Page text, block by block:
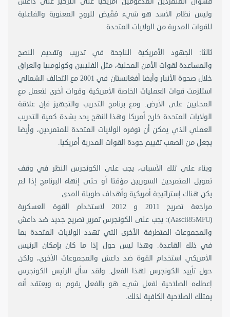
وليس نظام الأسد هو شيء مُقَيض للروح المعنوية والفاعلية
للقوات المدربة من الولايات المتحدة.
ثالثا: الجهود الأمريكية الناجحة في تدريب وتقديم النصح
والمساعدة لقوات الأمن المحلية، مثل الفليبين وكولومبيا والعراق
خلال صحوة الأنبار وأيضا أفغانستان في 2001 مع التحالف الشمالي
استلزمت قوات العمليات الخاصة الأمريكية وقوات أخرى لتعمل مع
المحليين على الأرض. ومع برنامج التدريب والتجهيز فإن علاقة
الولايات المتحدة خارج أمريكا وهذا النهج يحد بشدة كمية التدريب
العملي الذي يمكن أن توفره الولايات المتحدة للمتمردين، وأيضا
يجعل من الصعب تقييم جودة القوات المدربة أمريكيا.
وبناء على تلك الأسباب، يجب على الكونجرس النظر في وقف
تمويل المتمردين السوريين مؤقتا أو حتى إنهاء البرنامج إذا لم
يكن هناك إستراتيجة أمريكية وأهداف طويلة المدى.
مراجعة تصريح 2011 و 2012 لاستخدام القوة العسكرية
(ِAascii85MF): يجب على الكونجرس تمرير تصريح جديد ضد داعش
والمجموعات المتطرفة الأخرى التي تهدد الولايات المتحدة بما
في ذلك القاعدة. وهذا ليس حول إذا ما كان بإمكان الرئيس
الأمريكي استخدام القوة ضد داعش والمجموعات الأخرى، ولكن
حول تأييد الكونجرس لهذا الفعل. ولقد سأل الرئيس الكونجرس
إعطاءه الصلاحية لفعل شيء هو بالفعل يقوم به ويعتقد أنه
يمتلك الصلاحية الكافية لذلك.